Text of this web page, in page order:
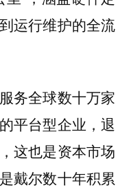
运行维护的全流
务全球数十万家
平台型企业，退
这也是资本市场
戴尔数十年积累